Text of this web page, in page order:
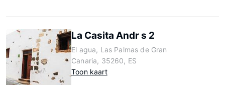
La Casita Andr s 2
El agua, Las Palmas de Gran
Canaria, 35260, ES
Toon kaart